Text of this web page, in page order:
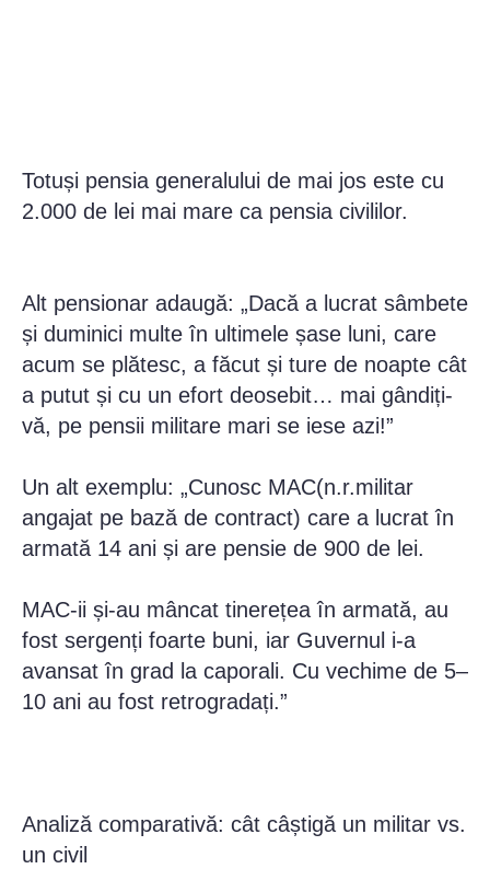
Totuși pensia generalului de mai jos este cu
2.000 de lei mai mare ca pensia civililor.
Alt pensionar adaugă: „Dacă a lucrat sâmbete
și duminici multe în ultimele șase luni, care
acum se plătesc, a făcut și ture de noapte cât
a putut și cu un efort deosebit… mai gândiți-
vă, pe pensii militare mari se iese azi!”
Un alt exemplu: „Cunosc MAC(n.r.militar
angajat pe bază de contract) care a lucrat în
armată 14 ani și are pensie de 900 de lei.
MAC-ii și-au mâncat tinerețea în armată, au
fost sergenți foarte buni, iar Guvernul i-a
avansat în grad la caporali. Cu vechime de 5–
10 ani au fost retrogradați.”
Analiză comparativă: cât câștigă un militar vs.
un civil